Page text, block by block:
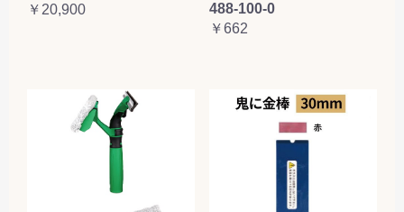
￥20,900
488-100-0
￥662